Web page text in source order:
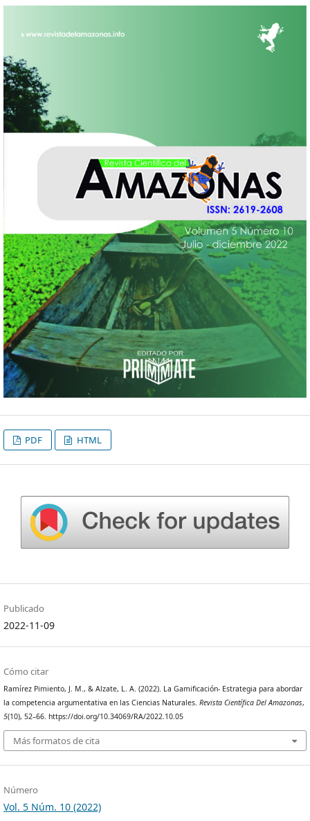
PDF HTML
Publicado
2022-11-09
Cómo citar
Ramírez Pimiento, J. M., & Alzate, L. A. (2022). La Gamificación- Estrategia para abordar
la competencia argumentativa en las Ciencias Naturales. Revista Científica Del Amazonas,
5(10), 52–66. https://doi.org/10.34069/RA/2022.10.05
Más formatos de cita
Número
Vol. 5 Núm. 10 (2022)